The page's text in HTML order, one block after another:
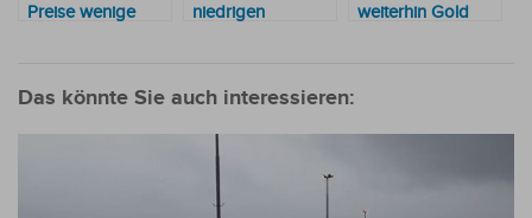
Preise wenige
niedrigen
die Preise
bevorstehenden
Fangverbots
weiterhin Gold
Das könnte Sie auch interessieren: